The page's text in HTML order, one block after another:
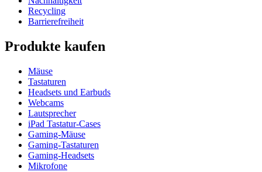
Recycling
Barrierefreiheit
Produkte kaufen
Mäuse
Tastaturen
Headsets und Earbuds
Webcams
Lautsprecher
iPad Tastatur-Cases
Gaming-Mäuse
Gaming-Tastaturen
Gaming-Headsets
Mikrofone